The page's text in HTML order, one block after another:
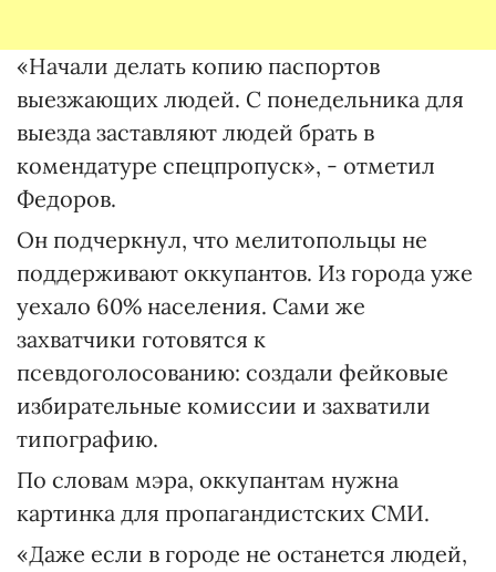
«Начали делать копию паспортов
выезжающих людей. С понедельника для
выезда заставляют людей брать в
комендатуре спецпропуск», - отметил
Федоров.
Он подчеркнул, что мелитопольцы не
поддерживают оккупантов. Из города уже
уехало 60% населения. Сами же
захватчики готовятся к
псевдоголосованию: создали фейковые
избирательные комиссии и захватили
типографию.
По словам мэра, оккупантам нужна
картинка для пропагандистских СМИ.
«Даже если в городе не останется людей,